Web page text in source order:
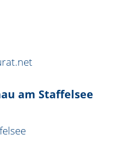
am Staffelsee